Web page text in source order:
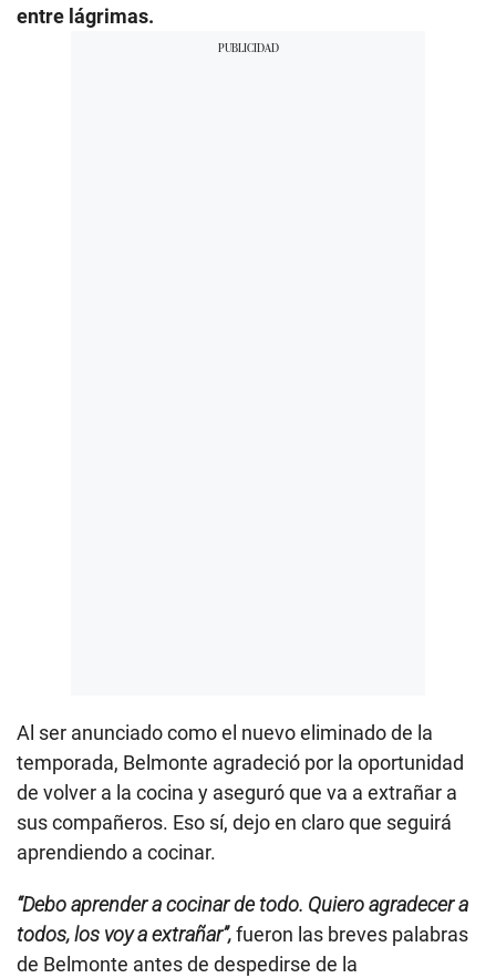
entre lágrimas.
Al ser anunciado como el nuevo eliminado de la
temporada, Belmonte agradeció por la oportunidad
de volver a la cocina y aseguró que va a extrañar a
sus compañeros. Eso sí, dejo en claro que seguirá
aprendiendo a cocinar.
“Debo aprender a cocinar de todo. Quiero agradecer a
todos, los voy a extrañar”,fueron las breves palabras
de Belmonte antes de despedirse de la